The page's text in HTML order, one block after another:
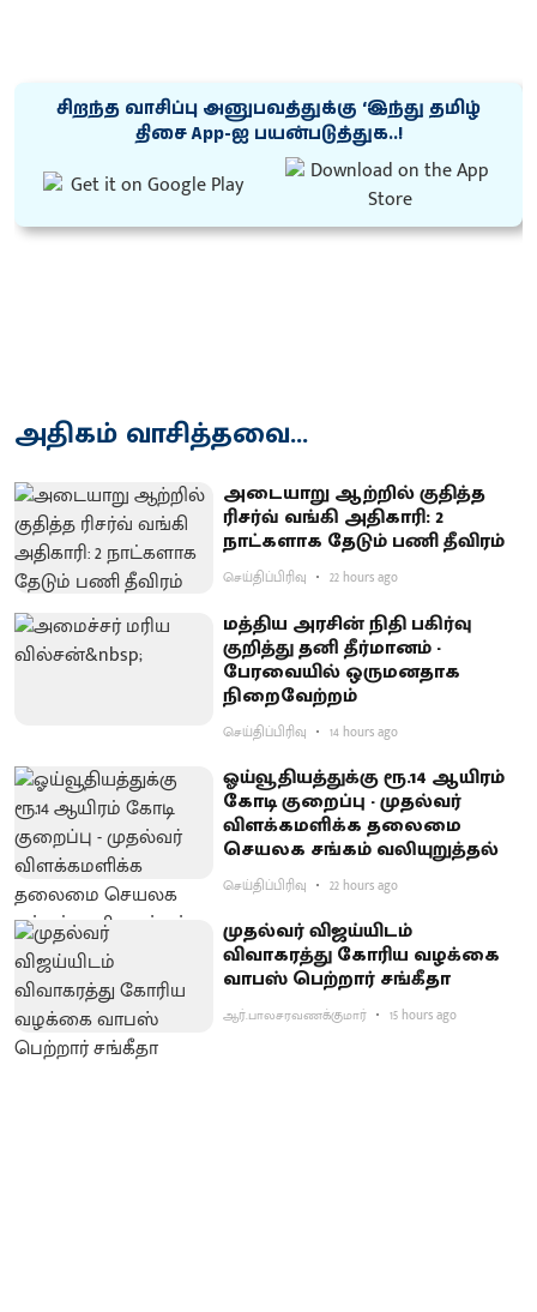
சிறந்த வாசிப்பு அனுபவத்துக்கு ‘இந்து தமிழ்
திசை App-ஐ பயன்படுத்துக..!
அதிகம் வாசித்தவை...
அடையாறு ஆற்றில் குதித்த
ரிசர்வ் வங்கி அதிகாரி: 2
நாட்களாக தேடும் பணி தீவிரம்
செய்திப்பிரிவு 22 hours ago
மத்திய அரசின் நிதி பகிர்வு
குறித்து தனி தீர்மானம் -
பேரவையில் ஒருமனதாக
நிறைவேற்றம்
செய்திப்பிரிவு 14 hours ago
ஓய்வூதியத்துக்கு ரூ.14 ஆயிரம்
கோடி குறைப்பு - முதல்வர்
விளக்கமளிக்க தலைமை
செயலக சங்கம் வலியுறுத்தல்
செய்திப்பிரிவு 22 hours ago
முதல்வர் விஜய்யிடம்
விவாகரத்து கோரிய வழக்கை
வாபஸ் பெற்றார் சங்கீதா
ஆர்.பாலசரவணக்குமார் 15 hours ago